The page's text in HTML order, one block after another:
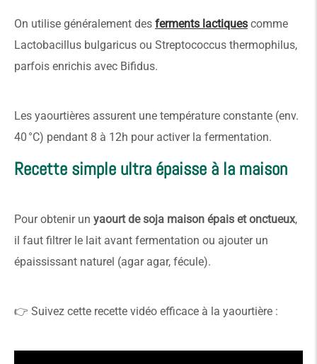
On utilise généralement des ferments lactiques comme
Lactobacillus bulgaricus ou Streptococcus thermophilus,
parfois enrichis avec Bifidus.
Les yaourtières assurent une température constante (env.
40 °C) pendant 8 à 12h pour activer la fermentation.
Recette simple ultra épaisse à la maison
Pour obtenir un yaourt de soja maison épais et onctueux,
il faut filtrer le lait avant fermentation ou ajouter un
épaississant naturel (agar agar, fécule).
👉 Suivez cette recette vidéo efficace à la yaourtière :